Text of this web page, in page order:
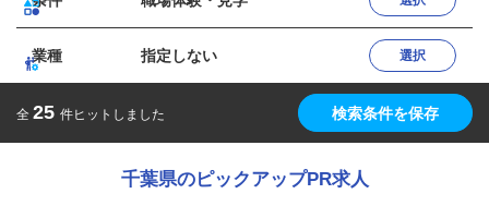
業種 指定しない 選択
全 25 件ヒットしました 検索条件を保存
千葉県のピックアップPR求人